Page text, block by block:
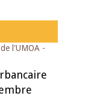
l'UMOA -